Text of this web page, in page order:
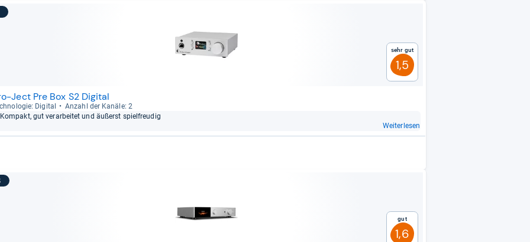
Sehr gut
1,5
Ject Pre Box S2 Digital
Digi­tal
Anzahl der Kanäle: 2
Kom­pakt, gut ver­ar­bei­tet und äußerst spiel­freu­dig
Weiterlesen
Gut
1,6